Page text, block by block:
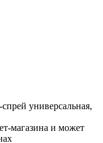
универсальная,
магазина и может